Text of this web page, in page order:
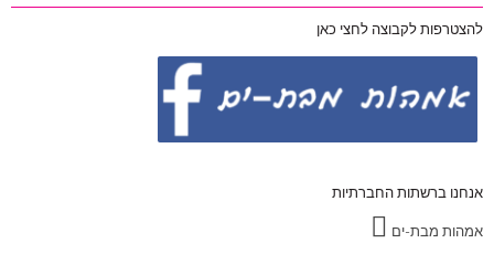
להצטרפות לקבוצה לחצי כאן
אנחנו ברשתות החברתיות
אמהות מבת-ים